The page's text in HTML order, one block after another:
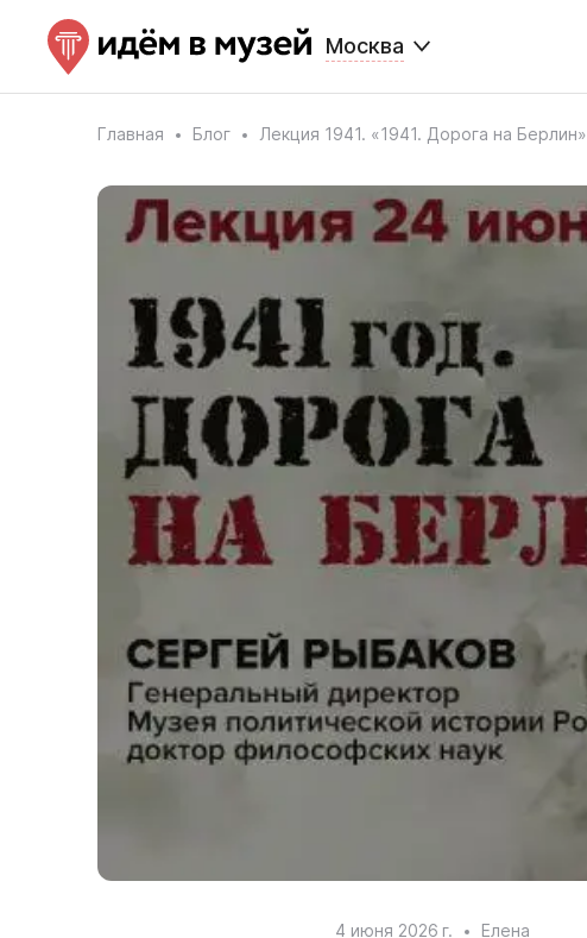
Москва
Главная Блог Лекция 1941. «1941. Дорога на Берлин»
4 июня 2026 г. Елена